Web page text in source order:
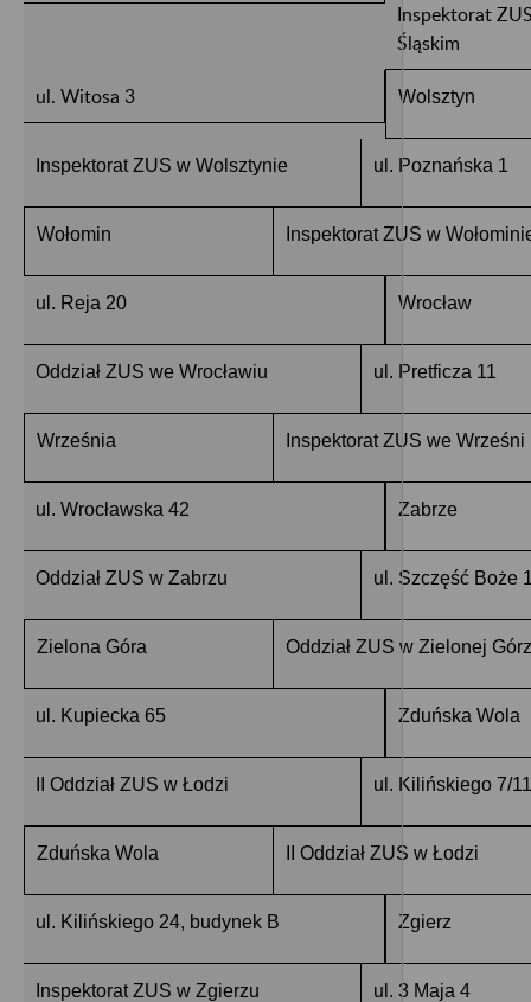
Inspektorat
Śląskim
ul. Witosa 3 Wolsztyn
Inspektorat ZUS w Wolsztynie ul. Poznańska 1
Wołomin Inspektorat ZUS w
ul. Reja 20 Wrocław
Oddział ZUS we Wrocławiu ul. Pretficza 11
Września Inspektorat ZUS we Wrześni
ul. Wrocławska 42 Zabrze
Oddział ZUS w Zabrzu ul. Szczęść Boże
Zielona Góra Oddział ZUS w Zielonej
ul. Kupiecka 65 Zduńska Wola
II Oddział ZUS w Łodzi ul. Kilińskiego 7/
Zduńska Wola II Oddział ZUS w Łodzi
ul. Kilińskiego 24, budynek B Zgierz
Inspektorat ZUS w Zgierzu ul. 3 Maja 4